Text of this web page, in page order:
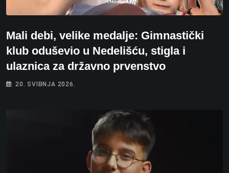
Mali debi, velike medalje: Gimnastički
klub oduševio u Nedelišću, stigla i
ulaznica za državno prvenstvo
20. SVIBNJA 2026.